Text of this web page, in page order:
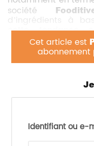
Cet article est
abonnement
Identifiant ou e-
société
d’ingrédients à
cette tendance
alternative au
permet de
sans
et
et de poires,
et respectueux de